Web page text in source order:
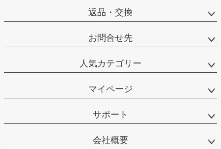
返品・交換
お問合せ先
人気カテゴリー
マイページ
サポート
会社概要